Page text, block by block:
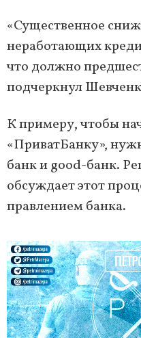
«Существенное
неработающих
что должно
подчеркнул
К примеру, чтобы
«ПриватБанку»,
банк и good-банк.
обсуждает этот
правлением банка.